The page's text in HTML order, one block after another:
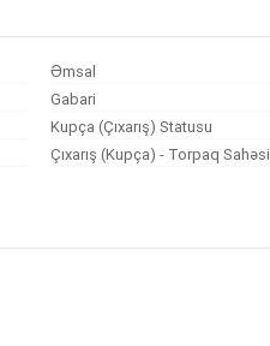
Əmsal
Gabari
Kupça (Çıxarış) Statusu
Çıxarış (Kupça) - Torpaq Sahəsi